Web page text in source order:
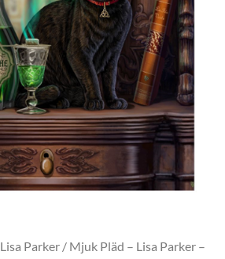
Lisa Parker / Mjuk Pläd – Lisa Parker –